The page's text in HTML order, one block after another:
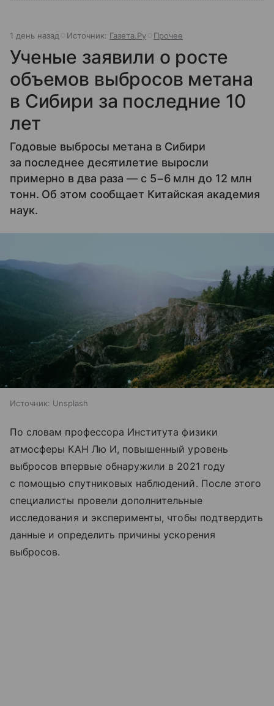
1 день назад Источник: Газета.Ру Прочее
Ученые заявили о росте
объемов выбросов метана
в Сибири за последние 10
лет
Годовые выбросы метана в Сибири
за последнее десятилетие выросли
примерно в два раза — с 5−6 млн до 12 млн
тонн. Об этом сообщает Китайская академия
наук.
Источник: Unsplash
По словам профессора Института физики
атмосферы КАН Лю И, повышенный уровень
выбросов впервые обнаружили в 2021 году
с помощью спутниковых наблюдений. После этого
специалисты провели дополнительные
исследования и эксперименты, чтобы подтвердить
данные и определить причины ускорения
выбросов.